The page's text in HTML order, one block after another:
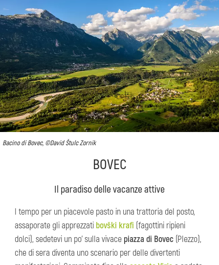
Bacino di Bovec, ©David Štulc Zornik
BOVEC
Il paradiso delle vacanze attive
l tempo per un piacevole pasto in una trattoria del posto,
assaporate gli apprezzati bovški krafi (fagottini ripieni
dolci), sedetevi un po’ sulla vivace piazza di Bovec (Plezzo),
che di sera diventa uno scenario per delle divertenti